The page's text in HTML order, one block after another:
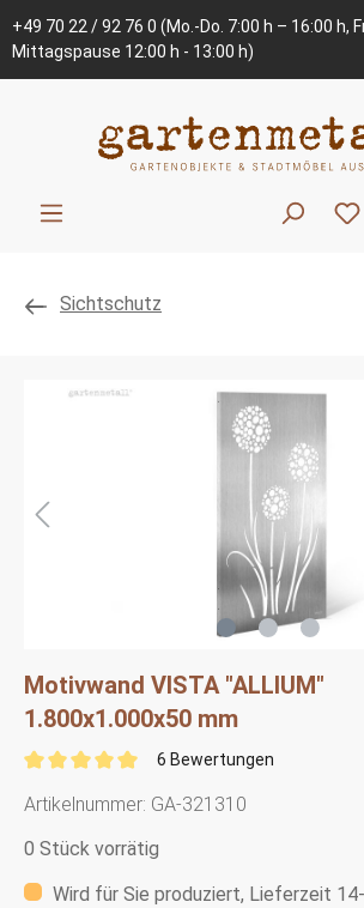
+49 70 22 / 92 76 0 (Mo.-Do. 7:00 h – 16:00 h,
Mittagspause 12:00 h - 13:00 h)
Sichtschutz
Motivwand VISTA "ALLIUM"
1.800x1.000x50 mm
6 Bewertungen
Artikelnummer: GA-321310
0 Stück vorrätig
Wird für Sie produziert, Lieferzeit